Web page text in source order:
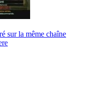
sur la même chaîne